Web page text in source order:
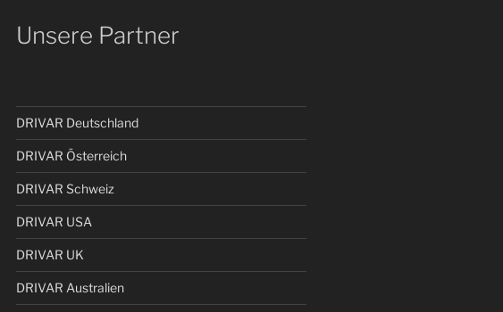
Unsere Partner
DRIVAR Deutschland
DRIVAR Österreich
DRIVAR Schweiz
DRIVAR USA
DRIVAR UK
DRIVAR Australien